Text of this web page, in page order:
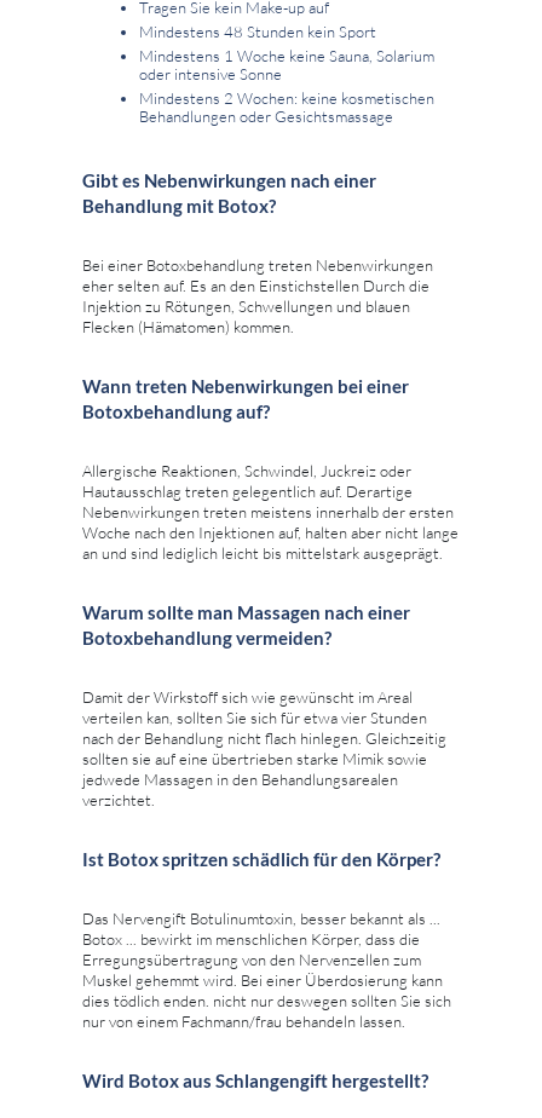
Tragen Sie kein Make-up auf
Mindestens 48 Stunden kein Sport
Mindestens 1 Woche keine Sauna, Solarium
oder intensive Sonne
Mindestens 2 Wochen: keine kosmetischen
Behandlungen oder Gesichtsmassage
Gibt es Nebenwirkungen nach einer
Behandlung mit Botox?
Bei einer Botoxbehandlung treten Nebenwirkungen
eher selten auf. Es an den Einstichstellen Durch die
Injektion zu Rötungen, Schwellungen und blauen
Flecken (Hämatomen) kommen.
Wann treten Nebenwirkungen bei einer
Botoxbehandlung auf?
Allergische Reaktionen, Schwindel, Juckreiz oder
Hautausschlag treten gelegentlich auf. Derartige
Nebenwirkungen treten meistens innerhalb der ersten
Woche nach den Injektionen auf, halten aber nicht lange
an und sind lediglich leicht bis mittelstark ausgeprägt.
Warum sollte man Massagen nach einer
Botoxbehandlung vermeiden?
Damit der Wirkstoff sich wie gewünscht im Areal
verteilen kan, sollten Sie sich für etwa vier Stunden
nach der Behandlung nicht flach hinlegen. Gleichzeitig
sollten sie auf eine übertrieben starke Mimik sowie
jedwede Massagen in den Behandlungsarealen
verzichtet.
Ist Botox spritzen schädlich für den Körper?
Das Nervengift Botulinumtoxin, besser bekannt als ...
Botox ... bewirkt im menschlichen Körper, dass die
Erregungsübertragung von den Nervenzellen zum
Muskel gehemmt wird. Bei einer Überdosierung kann
dies tödlich enden. nicht nur deswegen sollten Sie sich
nur von einem Fachmann/frau behandeln lassen.
Wird Botox aus Schlangengift hergestellt?